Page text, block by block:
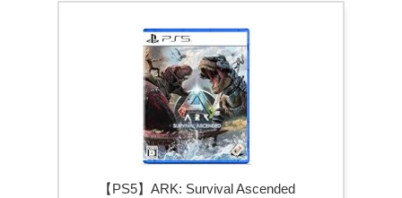
【PS5】ARK: Survival Ascended